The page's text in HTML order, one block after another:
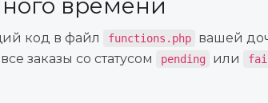
времени
код в файл functions.php
вашей
заказы со статусом
pending или